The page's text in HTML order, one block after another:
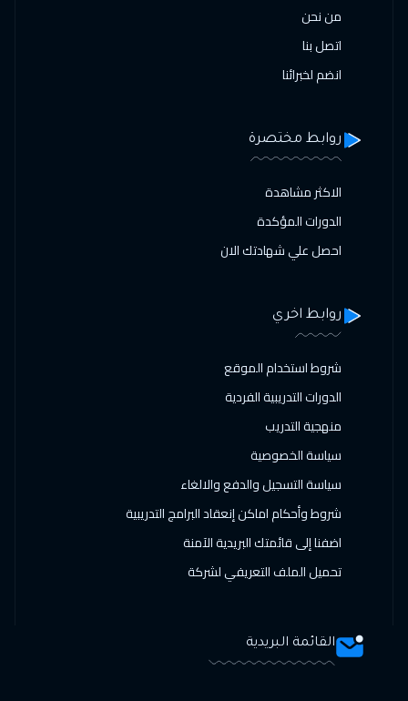
من نحن
اتصل بنا
انضم لخبرائنا
روابط مختصرة
الاكثر مشاهدة
الدورات المؤكدة
احصل علي شهادتك الان
روابط اخري
شروط استخدام الموقع
الدورات التدريبية الفردية
منهجية التدريب
سياسة الخصوصية
سياسة التسجيل والدفع والالغاء
شروط وأحكام اماكن إنعقاد البرامج التدريبية
اضفنا إلى قائمتك البريدية الآمنة
تحميل الملف التعريفي لشركة
القائمة البريدية